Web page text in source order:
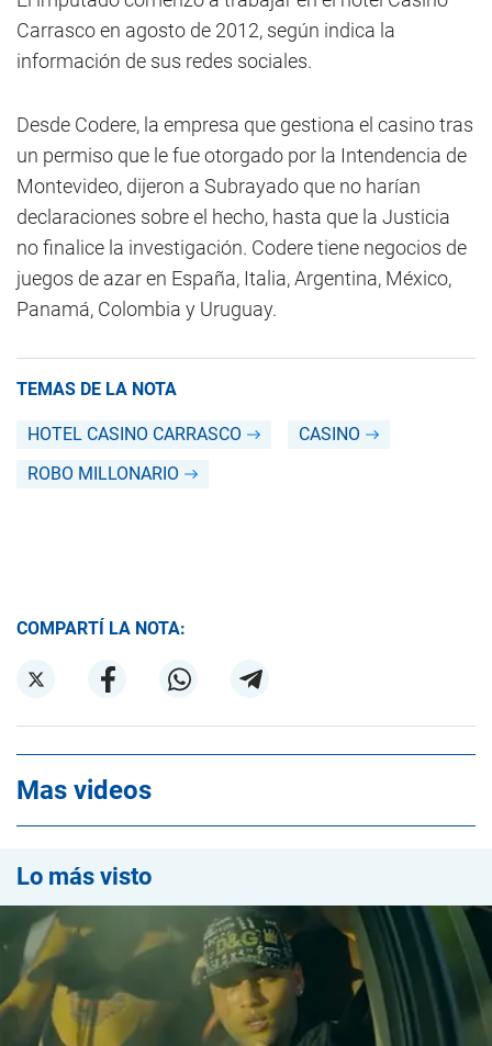
Carrasco en agosto de 2012, según indica la
información de sus redes sociales.
Desde Codere, la empresa que gestiona el casino tras
un permiso que le fue otorgado por la Intendencia de
Montevideo, dijeron a Subrayado que no harían
declaraciones sobre el hecho, hasta que la Justicia
no finalice la investigación. Codere tiene negocios de
juegos de azar en España, Italia, Argentina, México,
Panamá, Colombia y Uruguay.
TEMAS DE LA NOTA
HOTEL CASINO CARRASCO
CASINO
ROBO MILLONARIO
COMPARTÍ LA NOTA:
Mas videos
Lo más visto